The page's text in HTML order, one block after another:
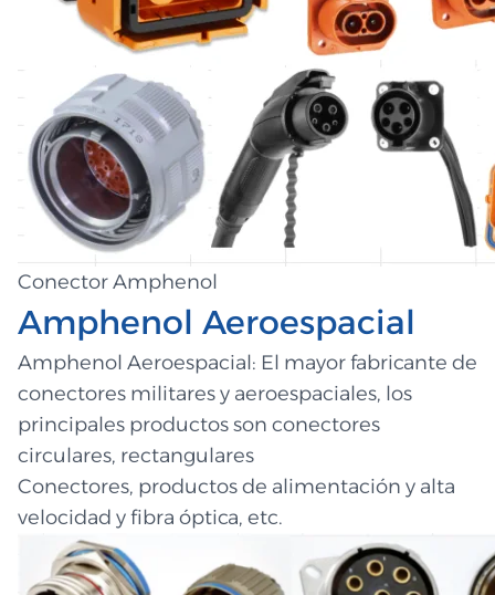
Conector Amphenol
Amphenol Aeroespacial
Amphenol Aeroespacial: El mayor fabricante de
conectores militares y aeroespaciales, los
principales productos son conectores
circulares, rectangulares
Conectores, productos de alimentación y alta
velocidad y fibra óptica, etc.